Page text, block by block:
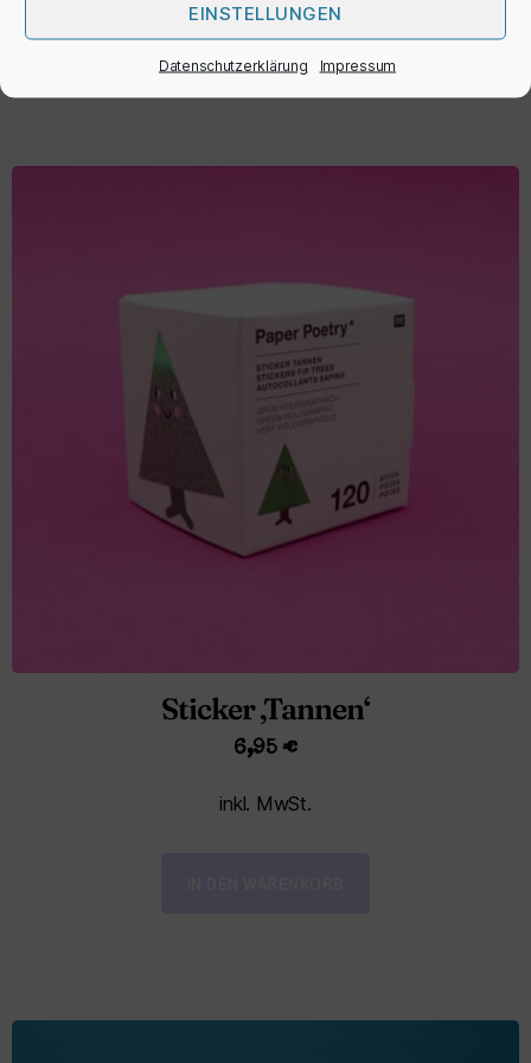
EINSTELLUNGEN
Datenschutzerklärung Impressum
IN DEN WARENKORB
Sticker ‚Tannen‘
6,95€
inkl. MwSt.